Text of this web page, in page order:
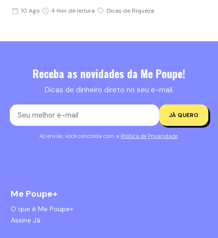
10 Ago 4 min de leitura Dicas de Riqueza
Receba as novidades da Me Poupe!
Dicas de dinheiro direto no seu e-mail.
JÁ QUERO
Ao enviar, você concorda com a Política de Privacidade
Me Poupe+
O que é Me Poupe+
Assine Já